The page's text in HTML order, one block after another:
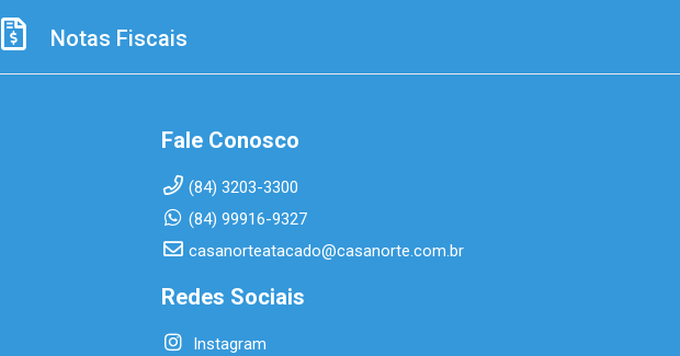
Notas Fiscais
Fale Conosco
(84) 3203-3300
(84) 99916-9327
casanorteatacado@casanorte.com.br
Redes Sociais
Instagram